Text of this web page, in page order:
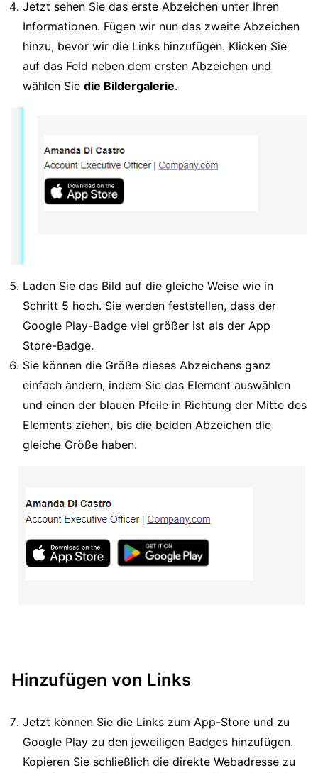
Jetzt sehen Sie das erste Abzeichen unter Ihren
Informationen. Fügen wir nun das zweite Abzeichen
hinzu, bevor wir die Links hinzufügen. Klicken Sie
auf das Feld neben dem ersten Abzeichen und
wählen Sie die Bildergalerie.
Laden Sie das Bild auf die gleiche Weise wie in
Schritt 5 hoch. Sie werden feststellen, dass der
Google Play-Badge viel größer ist als der App
Store-Badge.
Sie können die Größe dieses Abzeichens ganz
einfach ändern, indem Sie das Element auswählen
und einen der blauen Pfeile in Richtung der Mitte des
Elements ziehen, bis die beiden Abzeichen die
gleiche Größe haben.
Hinzufügen von Links
Jetzt können Sie die Links zum App-Store und zu
Google Play zu den jeweiligen Badges hinzufügen.
Kopieren Sie schließlich die direkte Webadresse zu